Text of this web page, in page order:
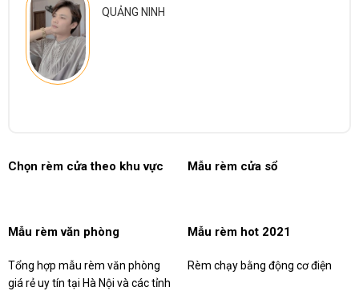
QUẢNG NINH
Chọn rèm cửa theo khu vực Mẫu rèm cửa sổ
Mẫu rèm văn phòng
Tổng hợp mẫu rèm văn phòng
giá rẻ uy tín tại Hà Nội và các tỉnh
Mẫu rèm hot 2021
Rèm chạy bằng động cơ điện